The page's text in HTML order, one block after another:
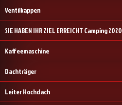
Ventilkappen
SIE HABEN IHR ZIEL ERREICHT Camping 2020
Kaffeemaschine
Dachträger
Leiter Hochdach